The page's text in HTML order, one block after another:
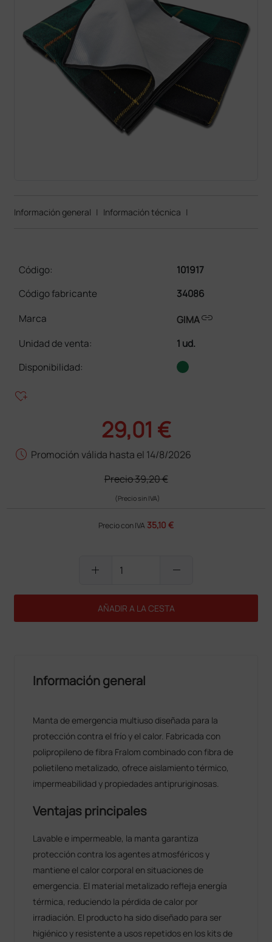
Información general | Información técnica |
Código:
101917
Código fabricante
34086
Marca
GIMAlink
Unidad de venta:
1 ud.
Disponibilidad:
heart_plus
29,01 €
schedule Promoción válida hasta el 14/8/2026
Precio39,20 €
(Precio sin IVA)
Precio con IVA 35,10 €
add remove
AÑADIR A LA CESTA
Información general
Manta de emergencia multiuso diseñada para la
protección contra el frío y el calor. Fabricada con
polipropileno de fibra Fralom combinado con fibra de
polietileno metalizado, ofrece aislamiento térmico,
impermeabilidad y propiedades antipruriginosas.
Ventajas principales
Lavable e impermeable, la manta garantiza
protección contra los agentes atmosféricos y
mantiene el calor corporal en situaciones de
emergencia. El material metalizado refleja energía
térmica, reduciendo la pérdida de calor por
irradiación. El producto ha sido diseñado para ser
higiénico y resistente a usos repetidos en los kits de